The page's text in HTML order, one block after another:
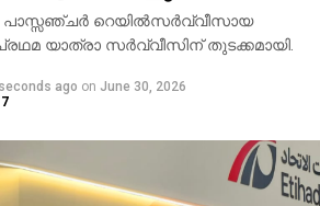
റെയില്‍സര്‍വ്വീസായ
യാത്രാ സര്‍വ്വീസിന് തുടക്കമായി.
ago on June 30, 2026